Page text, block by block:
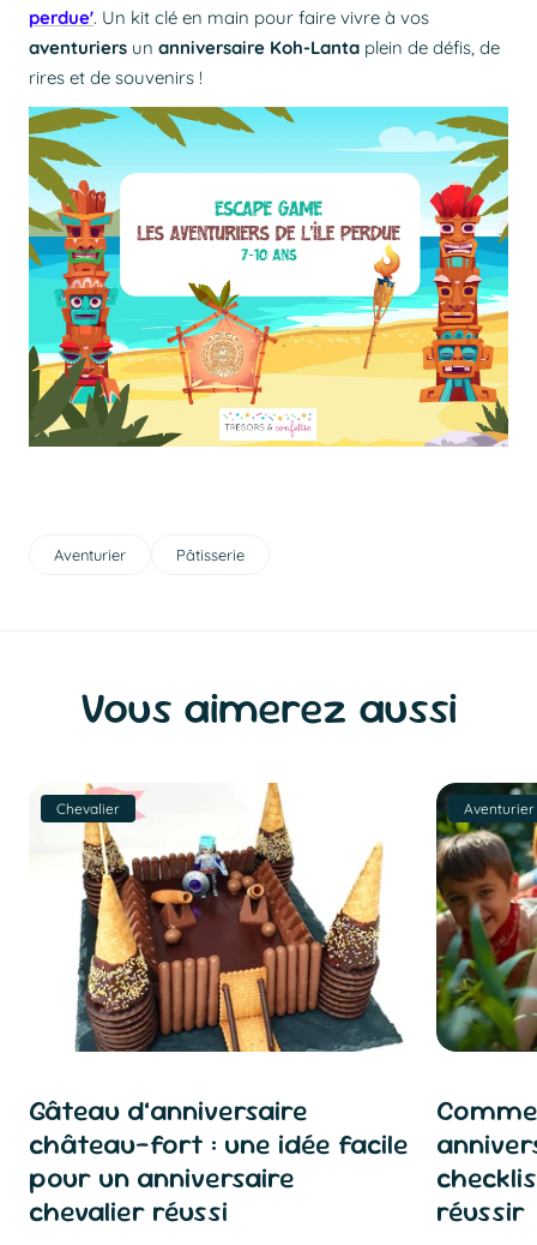
perdue'. Un kit clé en main pour faire vivre à vos
aventuriers un anniversaire Koh-Lanta plein de défis, de
rires et de souvenirs !
Aventurier Pâtisserie
Vous aimerez aussi
Chevalier
Gâteau d’anniversaire
château-fort : une idée facile
pour un anniversaire
chevalier réussi
Aventurier
réussir